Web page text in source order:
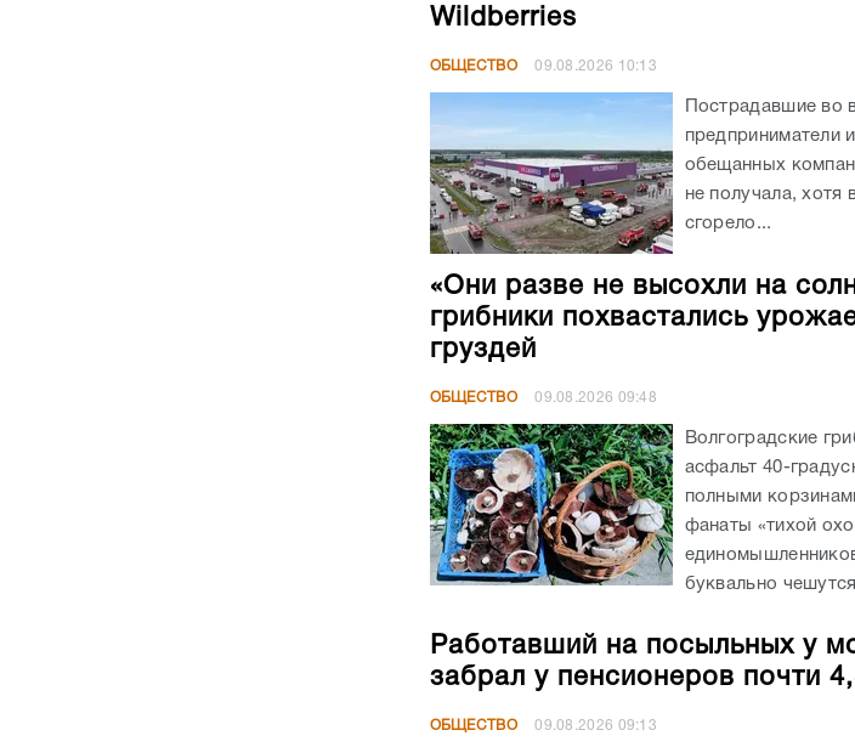
Wildberries
ОБЩЕСТВО 09.08.2026 10:13
Пострадавшие во
предприниматели
обещанных
не получала, хотя
сгорело...
«Они разве не высохли на
грибники похвастались
груздей
ОБЩЕСТВО 09.08.2026 09:48
Волгоградские
асфальт 40-
полными
фанаты «тихой
буквально
Работавший на посыльных у
забрал у пенсионеров почти
ОБЩЕСТВО 09.08.2026 09:13